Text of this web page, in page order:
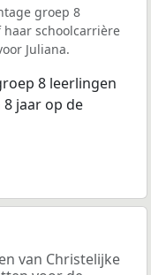
groep 8
schoolcarrière
Juliana.
8 leerlingen
jaar op de
van Christelijke